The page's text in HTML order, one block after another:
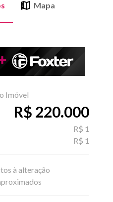
Mapa
Imóvel
R$ 220.000
R$ 1
R$ 1
à alteração